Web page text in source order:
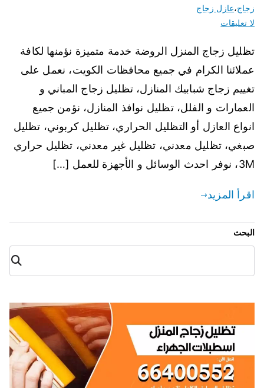
زجاج،عازل زجاج
لا تعليقات
تظليل زجاج المنزل الروضة خدمة متميزة نؤمنها لكافة
عملائنا الكرام في جميع محافظات الكويت، نعمل على
تغييم زجاج شبابيك المنازل، تظليل زجاج المباني و
العمارات و الفلل، تظليل نوافذ المنازل، نؤمن جميع
انواع العازل أو التظليل الحراري، تظليل كربوني، تظليل
صبغي، تظليل معدني، تظليل غير معدني، تظليل حراري
3M، نوفر احدث الوسائل و الأجهزة للعمل […]
اقرأ المزيد
البحث
البح
ث